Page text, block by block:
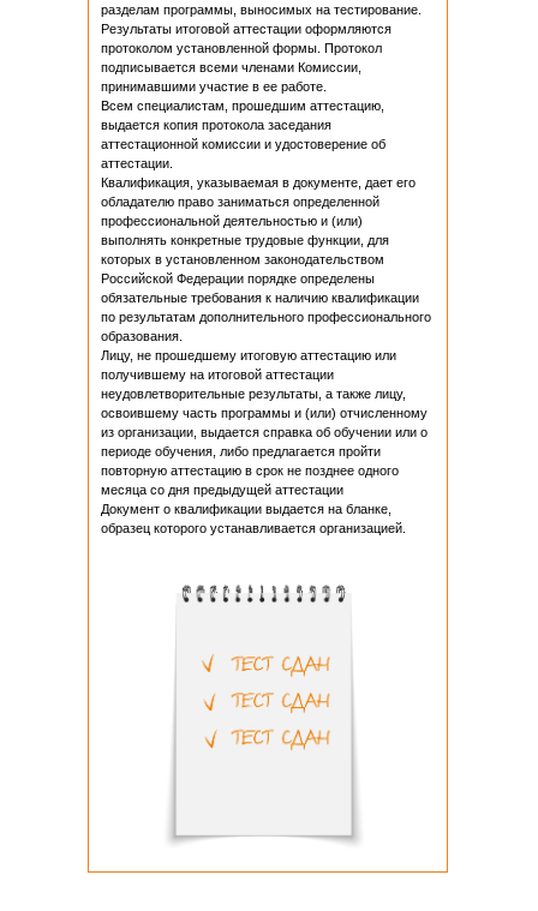
разделам программы, выносимых на тестирование.
Результаты итоговой аттестации оформляются
протоколом установленной формы. Протокол
подписывается всеми членами Комиссии,
принимавшими участие в ее работе.
Всем специалистам, прошедшим аттестацию,
выдается копия протокола заседания
аттестационной комиссии и удостоверение об
аттестации.
Квалификация, указываемая в документе, дает его
обладателю право заниматься определенной
профессиональной деятельностью и (или)
выполнять конкретные трудовые функции, для
которых в установленном законодательством
Российской Федерации порядке определены
обязательные требования к наличию квалификации
по результатам дополнительного профессионального
образования.
Лицу, не прошедшему итоговую аттестацию или
получившему на итоговой аттестации
неудовлетворительные результаты, а также лицу,
освоившему часть программы и (или) отчисленному
из организации, выдается справка об обучении или о
периоде обучения, либо предлагается пройти
повторную аттестацию в срок не позднее одного
месяца со дня предыдущей аттестации
Документ о квалификации выдается на бланке,
образец которого устанавливается организацией.